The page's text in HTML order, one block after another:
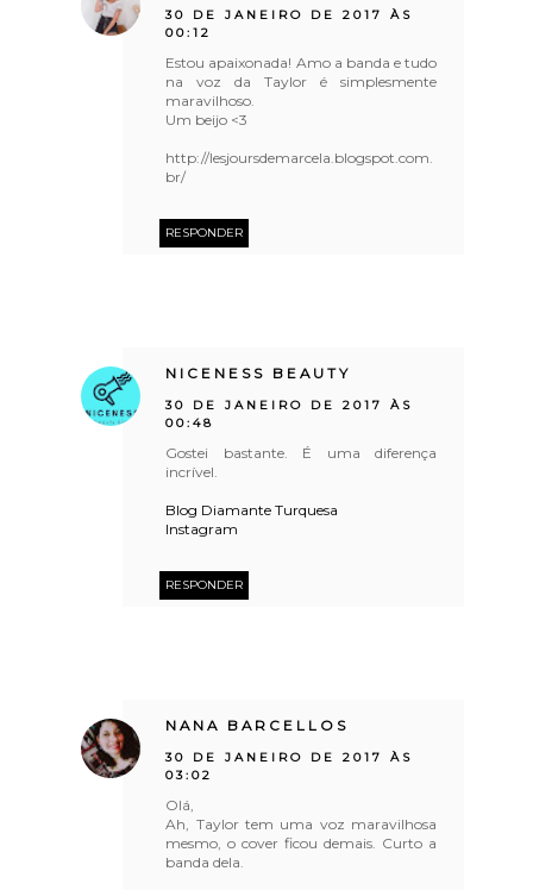
30 DE JANEIRO DE 2017 ÀS
00:12
Estou apaixonada! Amo a banda e tudo
na voz da Taylor é simplesmente
maravilhoso.
Um beijo <3
http://lesjoursdemarcela.blogspot.com.
br/
RESPONDER
NICENESS BEAUTY
30 DE JANEIRO DE 2017 ÀS
00:48
Gostei bastante. É uma diferença
incrível.
Blog Diamante Turquesa
Instagram
RESPONDER
NANA BARCELLOS
30 DE JANEIRO DE 2017 ÀS
03:02
Olá,
Ah, Taylor tem uma voz maravilhosa
mesmo, o cover ficou demais. Curto a
banda dela.